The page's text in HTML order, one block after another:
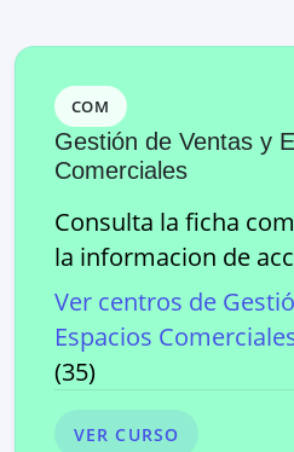
COM
Gestión de Ventas y
Comerciales
Consulta la ficha
la informacion de
Ver centros de
Espacios
(35)
VER CURSO